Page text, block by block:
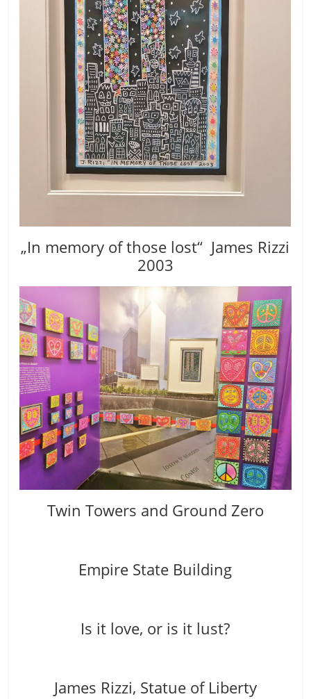
„In memory of those lost“ James Rizzi
2003
Twin Towers and Ground Zero
Empire State Building
Is it love, or is it lust?
James Rizzi, Statue of Liberty